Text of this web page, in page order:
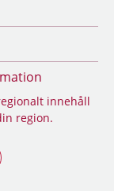
innehåll
region.